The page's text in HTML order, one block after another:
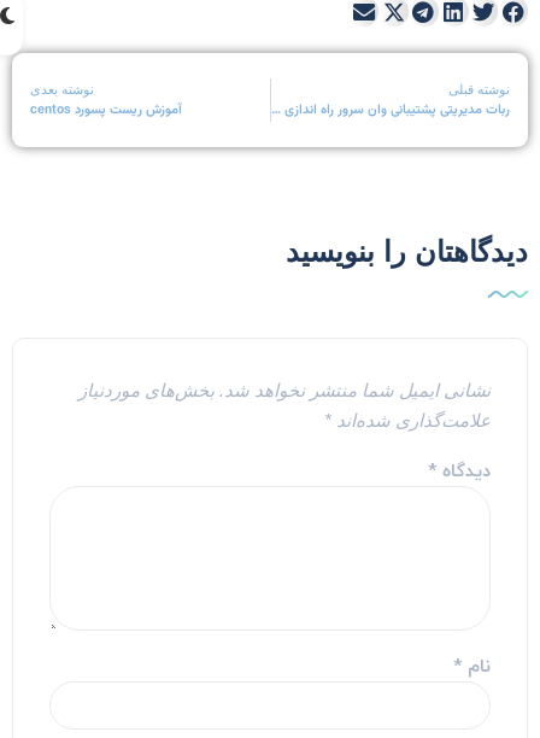
نوشته قبلی
ربات مدیریتی پشتیبانی وان سرور راه اندازی شد
نوشته بعدی
آموزش ریست پسورد centos
را بنویسید
نشانی ایمیل شما منتشر نخواهد شد. بخش‌های موردنیاز
علامت‌گذاری شده‌اند*
دیدگاه*
نام*